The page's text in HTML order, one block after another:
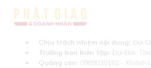
Chịu trách nhiệm nội dung: Đại
Trưởng ban biên tập: Đại Đức
Quảng cáo: 0989030102 - Khánh